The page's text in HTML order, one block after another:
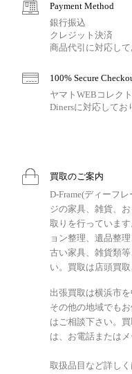
Payment Method
銀行振込
クレジット決済
商品代引に対応して
100% Secure
ヤマトWEBコレク
Dinersに対応してお
買取のご案内
D-Frame(ディーフ
ジの家具、雑貨、
取りを行っていま
ョン整理、遺品整
古い家具、雑貨類
い。買取は店頭買
出張買取は横浜市
その他の地域でも
はご相談下さい。
は、お電話または
取扱品目など詳しく